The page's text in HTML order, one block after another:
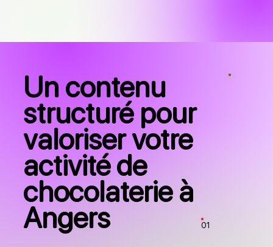
Un contenu
structuré pour
valoriser votre
activité de
chocolaterie à
Angers 01